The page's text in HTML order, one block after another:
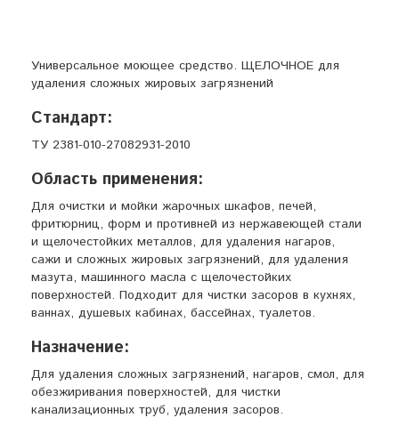
Универсальное моющее средство. ЩЕЛОЧНОЕ для
удаления сложных жировых загрязнений
Стандарт:
ТУ 2381-010-27082931-2010
Область применения:
Для очистки и мойки жарочных шкафов, печей,
фритюрниц, форм и противней из нержавеющей стали
и щелочестойких металлов, для удаления нагаров,
сажи и сложных жировых загрязнений, для удаления
мазута, машинного масла с щелочестойких
поверхностей. Подходит для чистки засоров в кухнях,
ваннах, душевых кабинах, бассейнах, туалетов.
Назначение:
Для удаления сложных загрязнений, нагаров, смол, для
обезжиривания поверхностей, для чистки
канализационных труб, удаления засоров.